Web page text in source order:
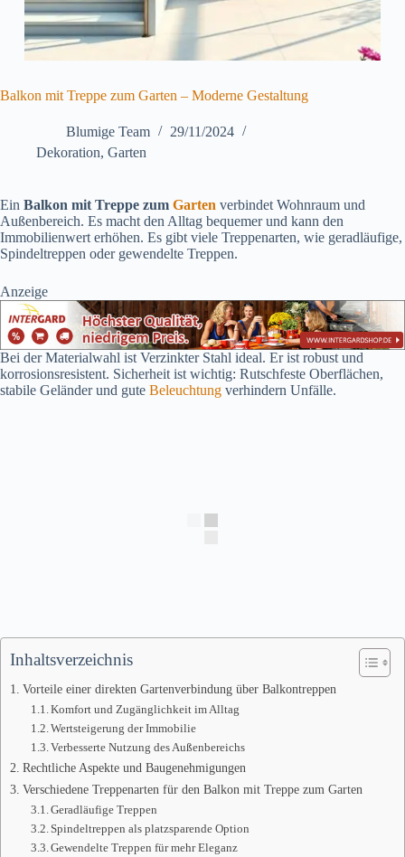
Balkon mit Treppe zum Garten – Moderne Gestaltung
Blumige Team
29/11/2024
Dekoration, Garten
Ein Balkon mit Treppe zum Garten verbindet Wohnraum und
Außenbereich. Es macht den Alltag bequemer und kann den
Immobilienwert erhöhen. Es gibt viele Treppenarten, wie geradläufige,
Spindeltreppen oder gewendelte Treppen.
Anzeige
Bei der Materialwahl ist Verzinkter Stahl ideal. Er ist robust und
korrosionsresistent. Sicherheit ist wichtig: Rutschfeste Oberflächen,
stabile Geländer und gute Beleuchtung verhindern Unfälle.
Inhaltsverzeichnis
Vorteile einer direkten Gartenverbindung über Balkontreppen
Komfort und Zugänglichkeit im Alltag
Wertsteigerung der Immobilie
Verbesserte Nutzung des Außenbereichs
Rechtliche Aspekte und Baugenehmigungen
Verschiedene Treppenarten für den Balkon mit Treppe zum Garten
Geradläufige Treppen
Spindeltreppen als platzsparende Option
Gewendelte Treppen für mehr Eleganz